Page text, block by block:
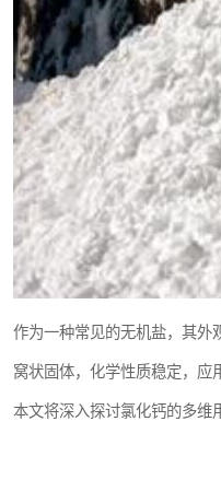
作为一种常见的无机盐，其外
窝状固体，化学性质稳定，应
本文将深入探讨氯化钙的多维